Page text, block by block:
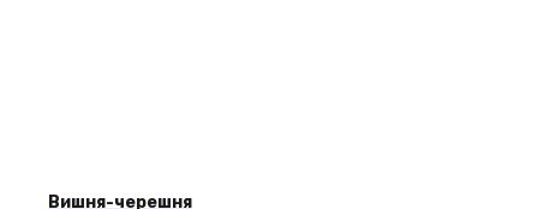
Вишня-черешня